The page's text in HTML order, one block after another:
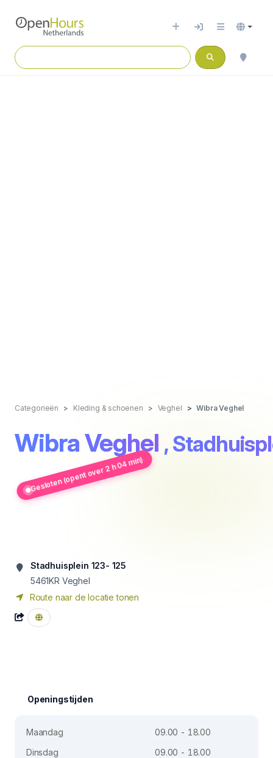
Categorieën Kleding & schoenen Veghel Wibra Veghel
Wibra Veghel ,
Gesloten (opent over 2 h 04 min)
Stadhuisplein 123- 125
5461KR Veghel
Route naar de locatie tonen
Openingstijden
Maandag
09.00 - 18.00
Dinsdag
09.00 - 18.00